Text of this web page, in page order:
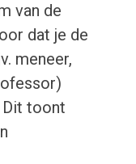
van de
dat je de
meneer,
Dit toont